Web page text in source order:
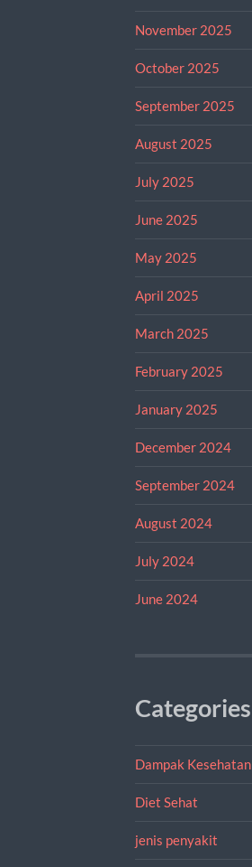
November 2025
October 2025
September 2025
August 2025
July 2025
June 2025
May 2025
April 2025
March 2025
February 2025
January 2025
December 2024
September 2024
August 2024
July 2024
June 2024
Categories
Dampak Kesehatan
Diet Sehat
jenis penyakit